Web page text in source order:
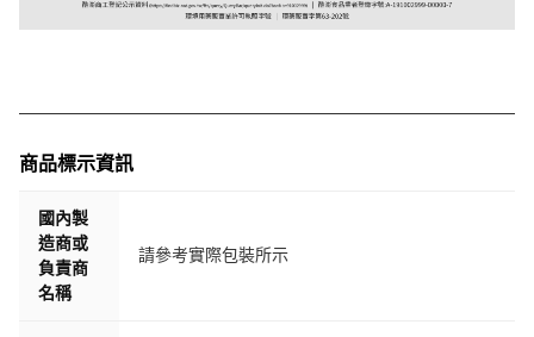
商品標示資訊
國內製
造商或
負責商
名稱
請參考實際包裝所示